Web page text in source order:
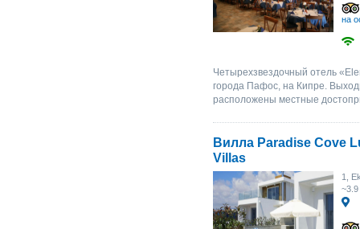
на
Четырехзвездочный отель
города Пафос, на Кипре.
расположены местные
Вилла Paradise Cove
Villas
1,